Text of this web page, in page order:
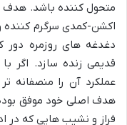
متحول کننده باشد. هدف
اکشن-کمدی سرگرم کننده
دغدغه های روزمره دور
قدیمی زنده سازد. اگر
عملکرد آن را منصفانه
هدف اصلی خود موفق
فراز و نشیب هایی که در